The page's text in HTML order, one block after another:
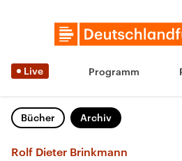
Live Programm
Bücher Archiv
Rolf Dieter Brinkmann